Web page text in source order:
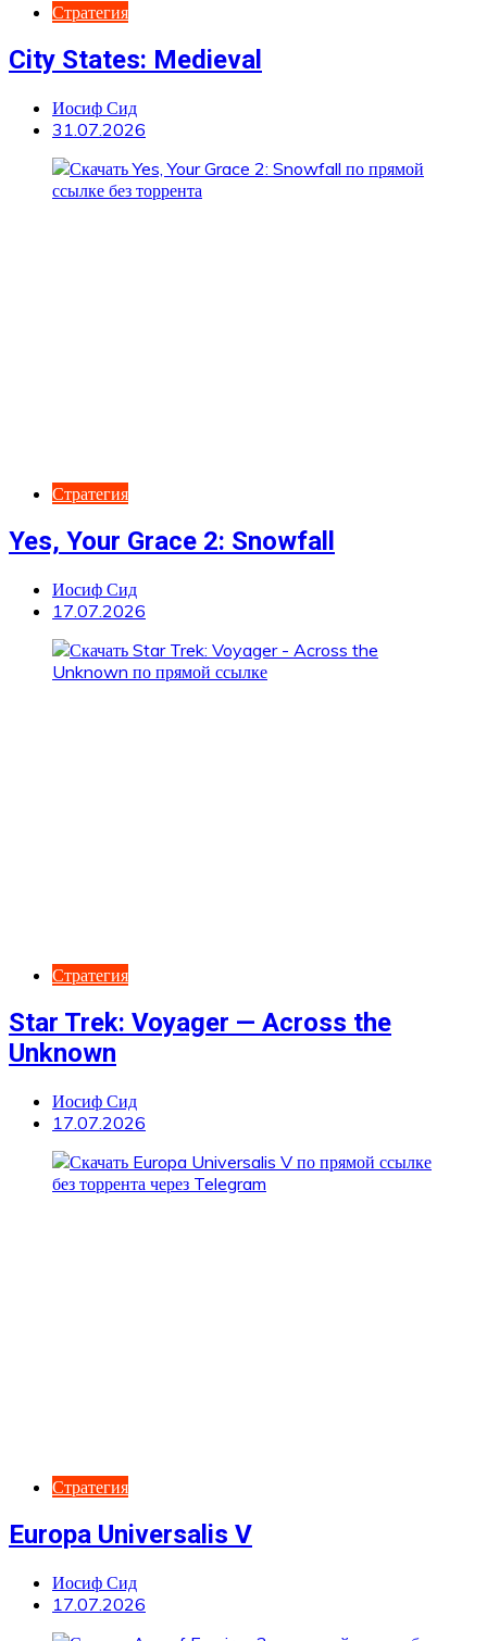
Стратегия
City States: Medieval
Иосиф Сид
31.07.2026
Стратегия
Yes, Your Grace 2: Snowfall
Иосиф Сид
17.07.2026
Стратегия
Star Trek: Voyager — Across the
Unknown
Иосиф Сид
17.07.2026
Стратегия
Europa Universalis V
Иосиф Сид
17.07.2026